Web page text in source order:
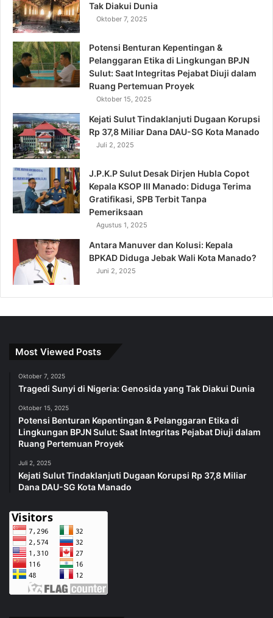
Tak Diakui Dunia
Oktober 7, 2025
Potensi Benturan Kepentingan &
Pelanggaran Etika di Lingkungan BPJN
Sulut: Saat Integritas Pejabat Diuji dalam
Ruang Pertemuan Proyek
Oktober 15, 2025
Kejati Sulut Tindaklanjuti Dugaan Korupsi
Rp 37,8 Miliar Dana DAU-SG Kota Manado
Juli 2, 2025
J.P.K.P Sulut Desak Dirjen Hubla Copot
Kepala KSOP III Manado: Diduga Terima
Gratifikasi, SPB Terbit Tanpa
Pemeriksaan
Agustus 1, 2025
Antara Manuver dan Kolusi: Kepala
BPKAD Diduga Jebak Wali Kota Manado?
Juni 2, 2025
Most Viewed Posts
Oktober 7, 2025
Tragedi Sunyi di Nigeria: Genosida yang Tak Diakui Dunia
Oktober 15, 2025
Potensi Benturan Kepentingan & Pelanggaran Etika di
Lingkungan BPJN Sulut: Saat Integritas Pejabat Diuji dalam
Ruang Pertemuan Proyek
Juli 2, 2025
Kejati Sulut Tindaklanjuti Dugaan Korupsi Rp 37,8 Miliar
Dana DAU-SG Kota Manado